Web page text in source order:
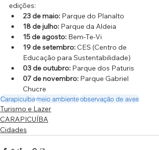
edições:
23 de maio: Parque do Planalto
18 de julho: Parque da Aldeia
15 de agosto: Bem-Te-Vi
19 de setembro: CES (Centro de
Educação para Sustentabilidade)
03 de outubro: Parque dos Paturis
07 de novembro: Parque Gabriel
Chucre
Carapicuíbameio ambienteobservação de aves
Turismo e Lazer
CARAPICUÍBA
Cidades